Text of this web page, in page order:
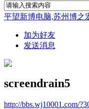
平望新博电脑,苏州博之
加为好友
发送消息
screendrain5
http://bbs.wj10001.com/